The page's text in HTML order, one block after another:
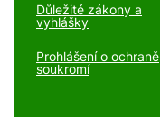
Důležité zákony a
vyhlášky
Prohlášení o ochraně
soukromí